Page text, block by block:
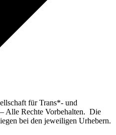
für Trans*- und
Alle Rechte Vorbehalten. Die
bei den jeweiligen Urhebern.